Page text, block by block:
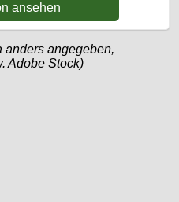
ansehen
anders angegeben,
Adobe Stock)